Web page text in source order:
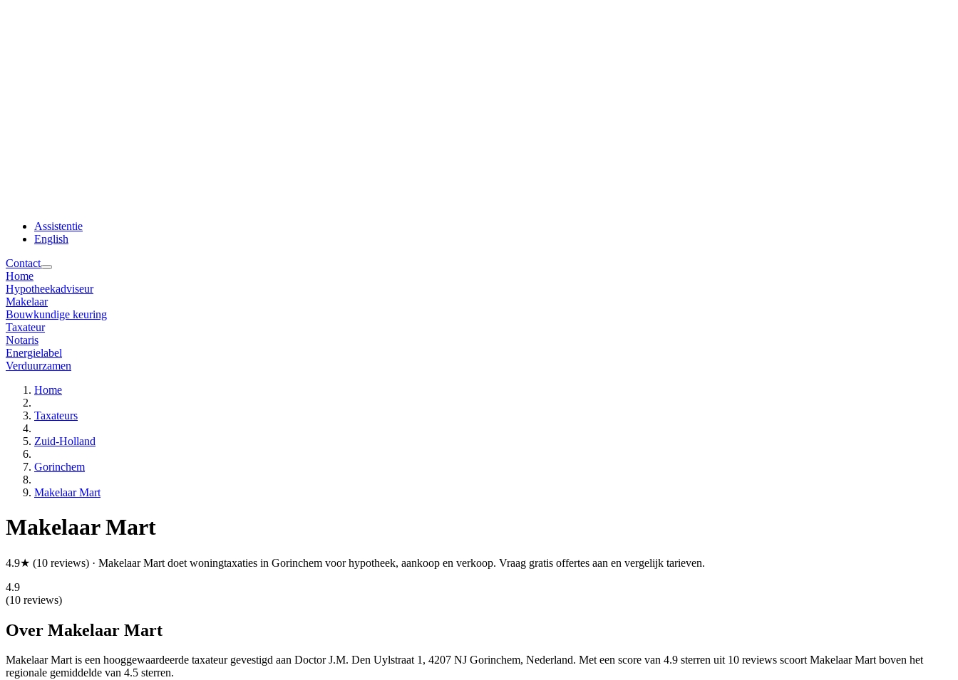
Assistentie
English
Contact
Home
Hypotheekadviseur
Makelaar
Bouwkundige keuring
Taxateur
Notaris
Energielabel
Verduurzamen
Home
Taxateurs
Zuid-Holland
Gorinchem
Makelaar Mart
Makelaar Mart
4.9★ (10 reviews) · Makelaar Mart doet woningtaxaties in Gorinchem voor hypotheek, aankoop en verkoop. Vraag gratis offertes aan en vergelijk tarieven.
4.9
(10 reviews)
Over Makelaar Mart
Makelaar Mart is een hooggewaardeerde taxateur gevestigd aan Doctor J.M. Den Uylstraat 1, 4207 NJ Gorinchem, Nederland. Met een score van 4.9 sterren uit 10 reviews scoort Makelaar Mart boven het
regionale gemiddelde van 4.5 sterren.